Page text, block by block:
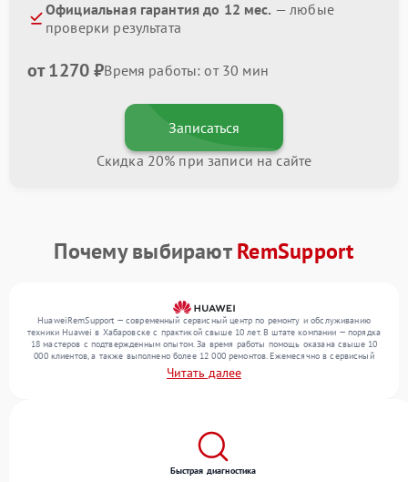
Официальная гарантия до 12 мес. — любые
проверки результата
от 1270 ₽Время работы: от 30 мин
Записаться
Скидка 20% при записи на сайте
Почему выбираютRemSupport
HuaweiRemSupport — современный сервисный центр по ремонту и обслуживанию
техники Huawei в Хабаровске с практикой свыше 10 лет. В штате компании — порядка
18 мастеров с подтвержденным опытом. За время работы помощь оказана свыше 10
000 клиентов, а также выполнено более 12 000 ремонтов. Ежемесячно в сервисный
центр поступает свыше 300 единиц техники, включая , , . Мы выполняем ремонт
различного уровня сложности и предлагаем стабильный уровень сервиса благодаря
Читать далее
Быстрая диагностика